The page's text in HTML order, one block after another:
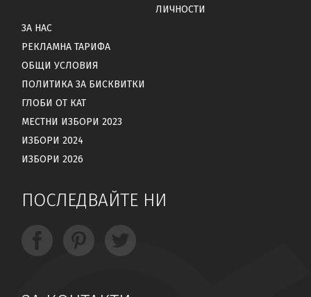
ЛИЧНОСТИ
ЗА НАС
РЕКЛАМНА ТАРИФА
ОБЩИ УСЛОВИЯ
ПОЛИТИКА ЗА БИСКВИТКИ
ГЛОБИ ОТ КАТ
МЕСТНИ ИЗБОРИ 2023
ИЗБОРИ 2024
ИЗБОРИ 2026
ПОСЛЕДВАЙТЕ НИ